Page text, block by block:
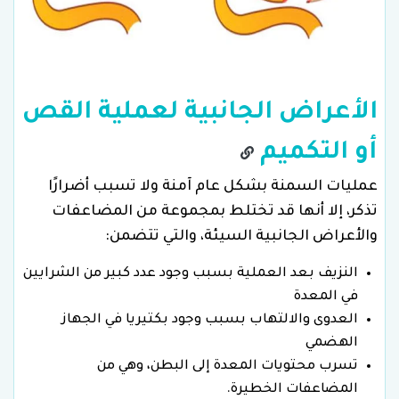
الأعراض الجانبية لعملية القص
أو التكميم
عمليات السمنة بشكل عام آمنة ولا تسبب أضرارًا
تذكر، إلا أنها قد تختلط بمجموعة من المضاعفات
والأعراض الجانبية السيئة، والتي تتضمن:
النزيف بعد العملية بسبب وجود عدد كبير من الشرايين
في المعدة
العدوى والالتهاب بسبب وجود بكتيريا في الجهاز
الهضمي
تسرب محتويات المعدة إلى البطن، وهي من
المضاعفات الخطيرة.